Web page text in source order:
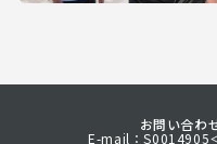
お問い合わ
E-mail：